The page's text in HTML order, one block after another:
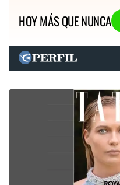
HOY MÁS QUE NUNCA